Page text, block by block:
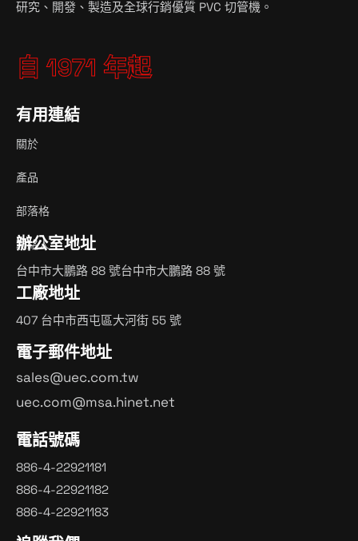
研究、開發、製造及全球行銷優質 PVC 切管機。
自 1971 年起
有用連結
關於
產品
部落格
聯絡人
辦公室地址
台中市大鵬路 88 號台中市大鵬路 88 號
工廠地址
407 台中市西屯區大河街 55 號
電子郵件地址
sales@uec.com.tw
uec.com@msa.hinet.net
電話號碼
886-4-22921181
886-4-22921182
886-4-22921183